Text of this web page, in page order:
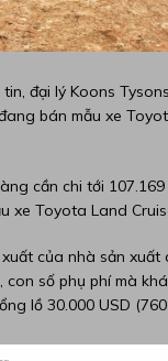
đại lý Koons
bán mẫu xe
cần chi tới
xe Toyota Land
của nhà sản xuất
con số phụ phí mà
lồ 30.000 USD